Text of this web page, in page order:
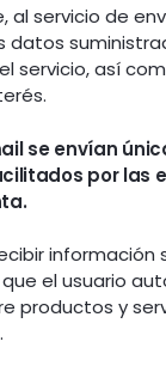
servicio de
servicio, así
se envían
por las
el usuario
productos y